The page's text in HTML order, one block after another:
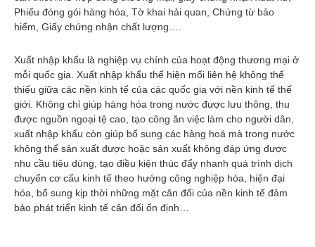
Phiếu đóng gói hàng hóa, Tờ khai hải quan, Chứng từ bảo
hiểm, Giấy chứng nhận chất lượng….
Xuất nhập khẩu là nghiệp vụ chính của hoạt động thương mại ở
mỗi quốc gia. Xuất nhập khẩu thể hiện mối liên hệ không thể
thiếu giữa các nền kinh tế của các quốc gia với nền kinh tế thế
giới. Không chỉ giúp hàng hóa trong nước được lưu thông, thu
được nguồn ngoại tệ cao, tạo công ăn việc làm cho người dân,
xuất nhập khẩu còn giúp bổ sung các hàng hoá mà trong nước
không thể sản xuất được hoặc sản xuất không đáp ứng được
nhu cầu tiêu dùng, tạo điều kiện thúc đẩy nhanh quá trình dịch
chuyển cơ cấu kinh tế theo hướng công nghiệp hóa, hiện đại
hóa, bổ sung kịp thời những mặt cân đối của nền kinh tế đảm
bảo phát triển kinh tế cân đối ổn định…